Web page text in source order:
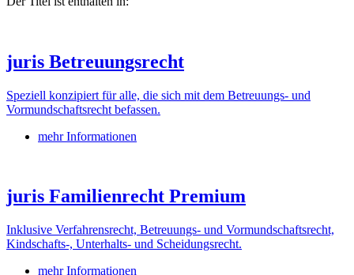
juris Betreuungsrecht
Speziell konzipiert für alle, die sich mit dem Betreuungs- und
Vormundschaftsrecht befassen.
mehr Informationen
juris Familienrecht Premium
Inklusive Verfahrensrecht, Betreuungs- und Vormundschaftsrecht,
Kindschafts-, Unterhalts- und Scheidungsrecht.
mehr Informationen